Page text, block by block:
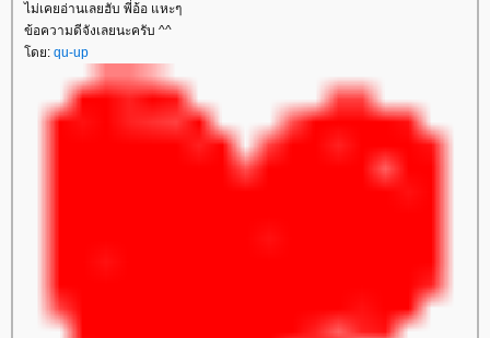
ไม่เคยอ่านเลยฮับ พี่อ้อ แหะๆ
ข้อความดีจังเลยนะครับ ^^
ดย: qu-up